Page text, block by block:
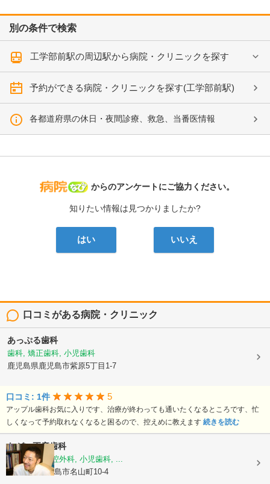
別の条件で検索
工学部前駅の周辺駅から病院・クリニックを探す
予約ができる病院・クリニックを探す(工学部前駅)
各都道府県の休日・夜間診療、救急、当番医情報
病院なび
からのアンケートにご協力ください。
知りたい情報は見つかりましたか?
はい いいえ
口コミがある病院・クリニック
あっぷる歯科
歯科, 矯正歯科, 小児歯科
鹿児島県鹿児島市紫原5丁目1-7
口コミ: 1件 5
アップル歯科お気に入りです、治療が終わっても通いたくなるところです、忙
しくなって予約取れなくなると困るので、控えめに教えます 続きを読む
ながい正彦歯科
歯科, 歯科口腔外科, 小児歯科, ...
鹿児島県鹿児島市名山町10-4